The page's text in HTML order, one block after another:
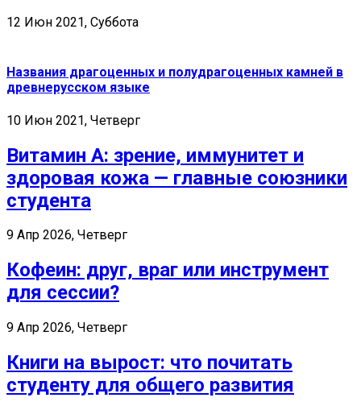
12 Июн 2021, Суббота
Названия драгоценных и полудрагоценных камней в
древнерусском языке
10 Июн 2021, Четверг
Витамин А: зрение, иммунитет и
здоровая кожа — главные союзники
студента
9 Апр 2026, Четверг
Кофеин: друг, враг или инструмент
для сессии?
9 Апр 2026, Четверг
Книги на вырост: что почитать
студенту для общего развития